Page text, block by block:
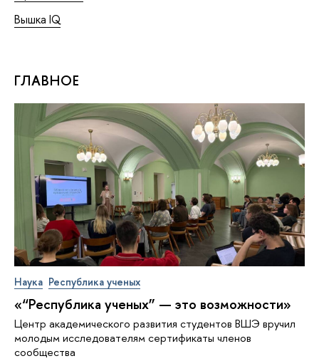
Вышка IQ
ГЛАВНОЕ
Наука Республика ученых
«“Республика ученых” — это возможности»
Центр академического развития студентов ВШЭ вручил
молодым исследователям сертификаты членов
сообщества